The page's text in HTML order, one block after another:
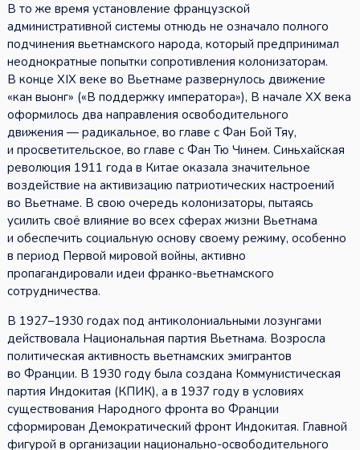
В то же время установление французской
административной системы отнюдь не означало полного
подчинения вьетнамского народа, который предпринимал
неоднократные попытки сопротивления колонизаторам.
В конце XIX веке во Вьетнаме развернулось движение
«кан выонг» («В поддержку императора»), В начале XX века
оформилось два направления освободительного
движения — радикальное, во главе с Фан Бой Тяу,
и просветительское, во главе с Фан Тю Чинем. Синьхайская
революция 1911 года в Китае оказала значительное
воздействие на активизацию патриотических настроений
во Вьетнаме. В свою очередь колонизаторы, пытаясь
усилить своё влияние во всех сферах жизни Вьетнама
и обеспечить социальную основу своему режиму, особенно
в период Первой мировой войны, активно
пропагандировали идеи франко-вьетнамского
сотрудничества.
В 1927–1930 годах под антиколониальными лозунгами
действовала Национальная партия Вьетнама. Возросла
политическая активность вьетнамских эмигрантов
во Франции. В 1930 году была создана Коммунистическая
партия Индокитая (КПИК), а в 1937 году в условиях
существования Народного фронта во Франции
сформирован Демократический фронт Индокитая. Главной
фигурой в организации национально-освободительного